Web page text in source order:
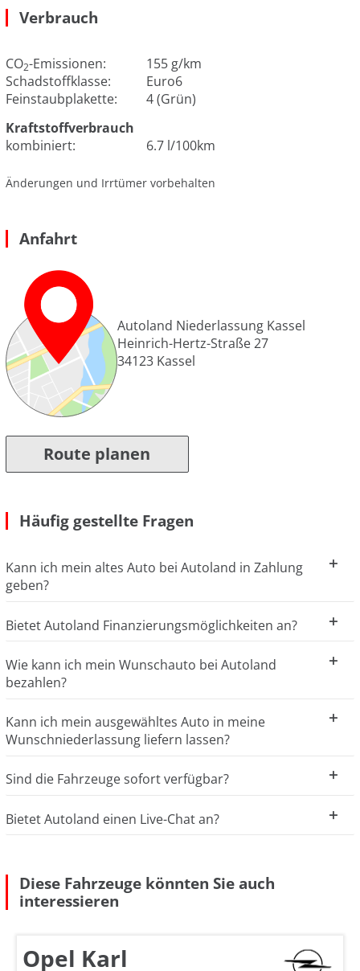
Verbrauch
CO2-Emissionen:
155 g/km
Schadstoffklasse:
Euro6
Feinstaubplakette:
4 (Grün)
Kraftstoffverbrauch
kombiniert:
6.7 l/100km
Änderungen und Irrtümer vorbehalten
Anfahrt
Autoland Niederlassung Kassel
Heinrich-Hertz-Straße 27
34123 Kassel
Route planen
Häufig gestellte Fragen
Kann ich mein altes Auto bei Autoland in Zahlung
geben?
Bietet Autoland Finanzierungsmöglichkeiten an?
Wie kann ich mein Wunschauto bei Autoland
bezahlen?
Kann ich mein ausgewähltes Auto in meine
Wunschniederlassung liefern lassen?
Sind die Fahrzeuge sofort verfügbar?
Bietet Autoland einen Live-Chat an?
Diese Fahrzeuge könnten Sie auch
interessieren
Opel Karl